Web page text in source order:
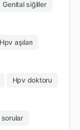
Genital siğiller
Hpv aşıları
Hpv doktoru
sorular